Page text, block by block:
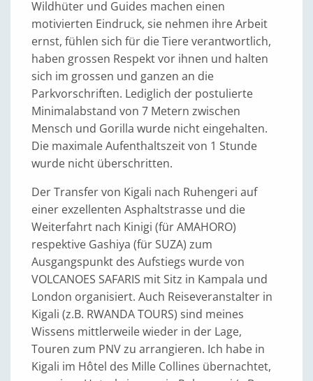
Wildhüter und Guides machen einen
motivierten Eindruck, sie nehmen ihre Arbeit
ernst, fühlen sich für die Tiere verantwortlich,
haben grossen Respekt vor ihnen und halten
sich im grossen und ganzen an die
Parkvorschriften. Lediglich der postulierte
Minimalabstand von 7 Metern zwischen
Mensch und Gorilla wurde nicht eingehalten.
Die maximale Aufenthaltszeit von 1 Stunde
wurde nicht überschritten.
Der Transfer von Kigali nach Ruhengeri auf
einer exzellenten Asphaltstrasse und die
Weiterfahrt nach Kinigi (für AMAHORO)
respektive Gashiya (für SUZA) zum
Ausgangspunkt des Aufstiegs wurde von
VOLCANOES SAFARIS mit Sitz in Kampala und
London organisiert. Auch Reiseveranstalter in
Kigali (z.B. RWANDA TOURS) sind meines
Wissens mittlerweile wieder in der Lage,
Touren zum PNV zu arrangieren. Ich habe in
Kigali im Hôtel des Mille Collines übernachtet,